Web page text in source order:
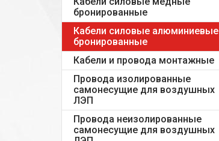
бронированные
Кабели силовые алюминиевые
бронированные
Кабели и провода монтажные
Провода изолированные
самонесущие для воздушных
ЛЭП
Провода неизолированные
самонесущие для воздушных